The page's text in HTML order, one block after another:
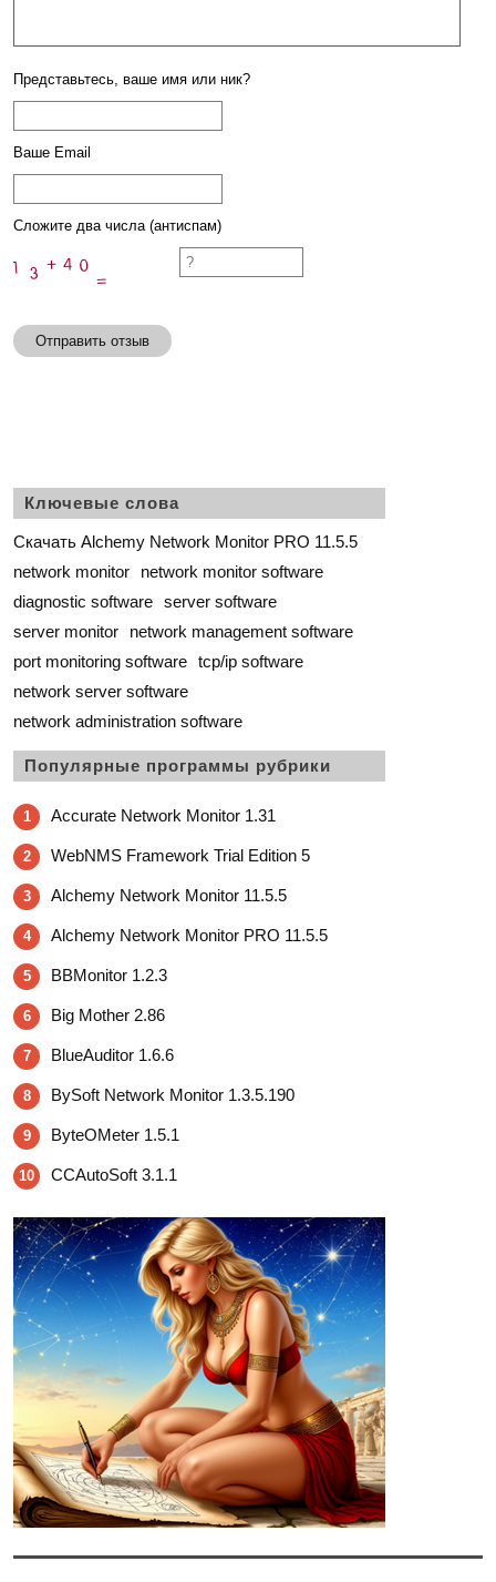
Представьтесь, ваше имя или ник?
Ваше Email
Сложите два числа (антиспам)
Отправить отзыв
Ключевые слова
Скачать Alchemy Network Monitor PRO 11.5.5
network monitor
network monitor software
diagnostic software server software
server monitor
network management software
port monitoring software tcp/ip software
network server software
network administration software
Популярные программы рубрики
1 Accurate Network Monitor 1.31
2 WebNMS Framework Trial Edition 5
3 Alchemy Network Monitor 11.5.5
4 Alchemy Network Monitor PRO 11.5.5
5 BBMonitor 1.2.3
6 Big Mother 2.86
7 BlueAuditor 1.6.6
8 BySoft Network Monitor 1.3.5.190
9 ByteOMeter 1.5.1
10 CCAutoSoft 3.1.1